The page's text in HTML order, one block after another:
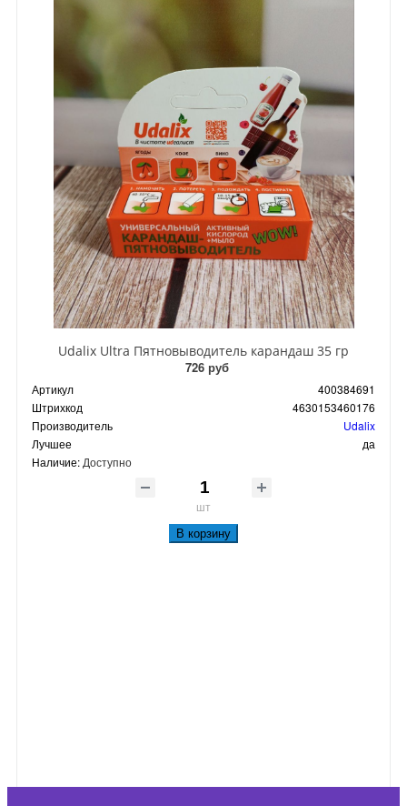
Udalix Ultra Пятновыводитель карандаш 35 гр
726 руб
Артикул
400384691
Штрихкод
4630153460176
Производитель
Udalix
Лучшее
да
Наличие: Доступно
шт
В корзину